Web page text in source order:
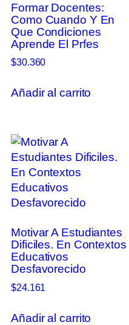
Formar Docentes:
Como Cuando Y En
Que Condiciones
Aprende El Prfes
$30.360
Añadir al carrito
Motivar A Estudiantes
Dificiles. En Contextos
Educativos
Desfavorecido
$24.161
Añadir al carrito